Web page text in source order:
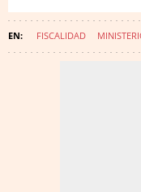
FISCALIDAD